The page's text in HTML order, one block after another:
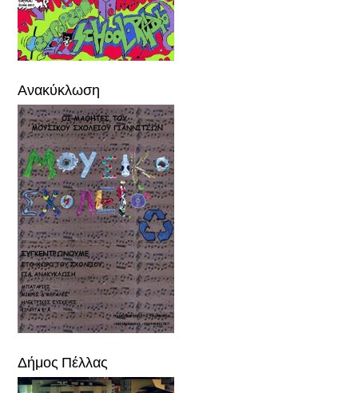
Ανακύκλωση
Δήμος Πέλλας